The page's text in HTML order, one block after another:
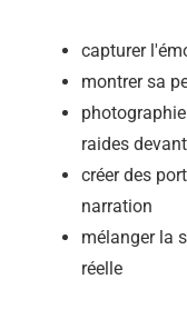
capturer
montrer sa
raides
créer des
narration
mélanger la
réelle